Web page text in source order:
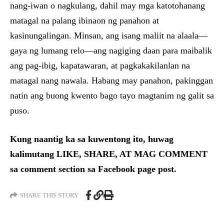
nang-iwan o nagkulang, dahil may mga katotohanang
matagal na palang ibinaon ng panahon at
kasinungalingan. Minsan, ang isang maliit na alaala—
gaya ng lumang relo—ang nagiging daan para maibalik
ang pag-ibig, kapatawaran, at pagkakakilanlan na
matagal nang nawala. Habang may panahon, pakinggan
natin ang buong kwento bago tayo magtanim ng galit sa
puso.
Kung naantig ka sa kuwentong ito, huwag
kalimutang LIKE, SHARE, AT MAG COMMENT
sa comment section sa Facebook page post.
SHARE THIS STORY